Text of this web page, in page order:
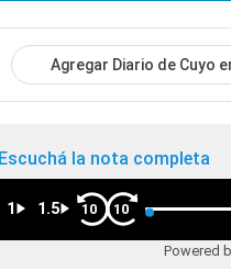
Agregar Diario de Cuyo
Escuchá la nota completa
1 1.5 10 10
Powered